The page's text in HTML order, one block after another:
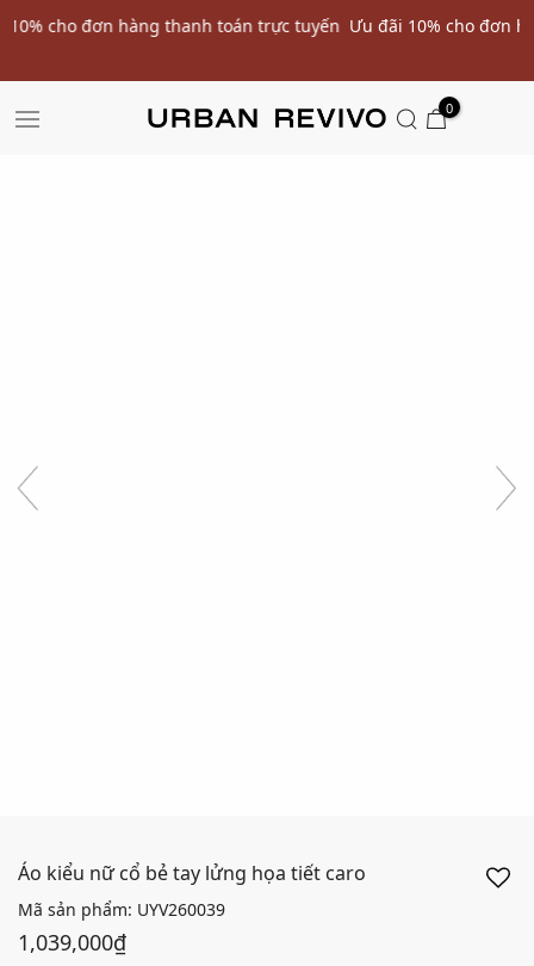
Ưu đãi 10% cho đơn hàng đầu tiên* | Nhập mã: URWELCOME
0
Áo kiểu nữ cổ bẻ tay lửng họa tiết caro
Mã sản phẩm: UYV260039
1,039,000₫
SALE